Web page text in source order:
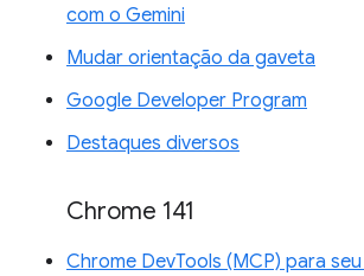
com o Gemini
Mudar orientação da gaveta
Google Developer Program
Destaques diversos
Chrome 141
Chrome DevTools (MCP) para